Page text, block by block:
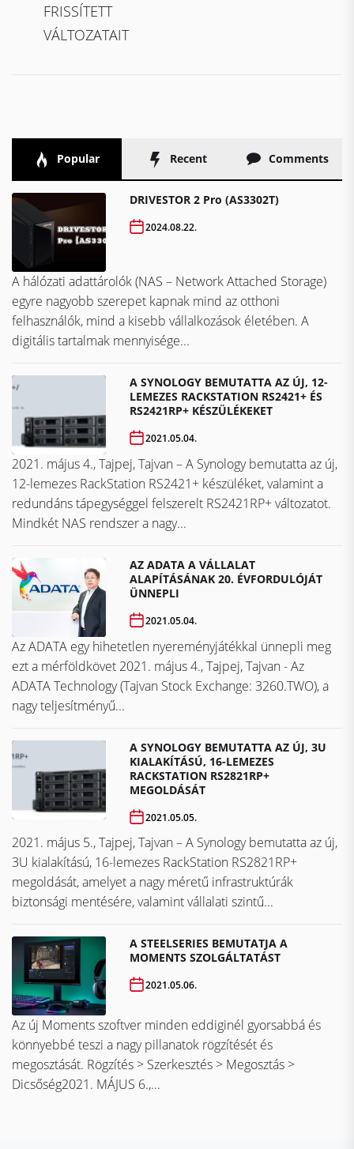
FRISSÍTETT
VÁLTOZATAIT
Popular Recent Comments
DRIVESTOR 2 Pro (AS3302T)
2024.08.22.
A hálózati adattárolók (NAS – Network Attached Storage)
egyre nagyobb szerepet kapnak mind az otthoni
felhasználók, mind a kisebb vállalkozások életében. A
digitális tartalmak mennyisége...
A SYNOLOGY BEMUTATTA AZ ÚJ, 12-
LEMEZES RACKSTATION RS2421+ ÉS
RS2421RP+ KÉSZÜLÉKEKET
2021.05.04.
2021. május 4., Tajpej, Tajvan – A Synology bemutatta az új,
12-lemezes RackStation RS2421+ készüléket, valamint a
redundáns tápegységgel felszerelt RS2421RP+ változatot.
Mindkét NAS rendszer a nagy...
AZ ADATA A VÁLLALAT
ALAPÍTÁSÁNAK 20. ÉVFORDULÓJÁT
ÜNNEPLI
2021.05.04.
Az ADATA egy hihetetlen nyereményjátékkal ünnepli meg
ezt a mérföldkövet ​​​​​​​2021. május 4., Tajpej, Tajvan - Az
ADATA Technology (Tajvan Stock Exchange: 3260.TWO), a
nagy teljesítményű...
A SYNOLOGY BEMUTATTA AZ ÚJ, 3U
KIALAKÍTÁSÚ, 16-LEMEZES
RACKSTATION RS2821RP+
MEGOLDÁSÁT
2021.05.05.
2021. május 5., Tajpej, Tajvan – A Synology bemutatta az új,
3U kialakítású, 16-lemezes RackStation RS2821RP+
megoldását, amelyet a nagy méretű infrastruktúrák
biztonsági mentésére, valamint vállalati szintű...
A STEELSERIES BEMUTATJA A
MOMENTS SZOLGÁLTATÁST
2021.05.06.
Az új Moments szoftver minden eddiginél gyorsabbá és
könnyebbé teszi a nagy pillanatok rögzítését és
megosztását. Rögzítés > Szerkesztés > Megosztás >
Dicsőség2021. MÁJUS 6.,...